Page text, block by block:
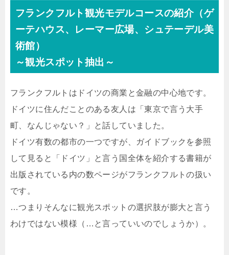
フランクフルト観光モデルコースの紹介（ゲ
ーテハウス、レーマー広場、シュテーデル美
術館）
～観光スポット抽出～
フランクフルトはドイツの商業と金融の中心地です。
ドイツに住んだことのある友人は「東京で言う大手
町、なんじゃない？」と話していました。
ドイツ有数の都市の一つですが、ガイドブックを参照
して見ると「ドイツ」と言う国全体を紹介する書籍が
出版されている内の数ページがフランクフルトの扱い
です。
…つまりそんなに観光スポットの選択肢が膨大と言う
わけではない模様（…と言っていいのでしょうか）。